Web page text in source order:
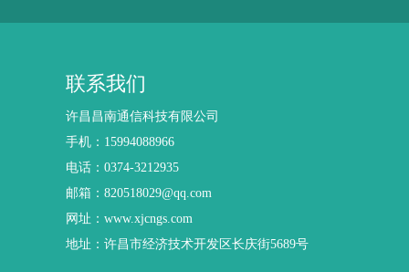
联系我们
许昌昌南通信科技有限公司
手机：15994088966
电话：0374-3212935
邮箱：820518029@qq.com
网址：www.xjcngs.com
地址：许昌市经济技术开发区长庆街5689号